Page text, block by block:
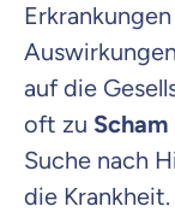
auf die
oft zu
Suche nach
die